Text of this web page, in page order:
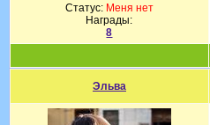
Статус: Меня нет
Награды:
8
Эльва